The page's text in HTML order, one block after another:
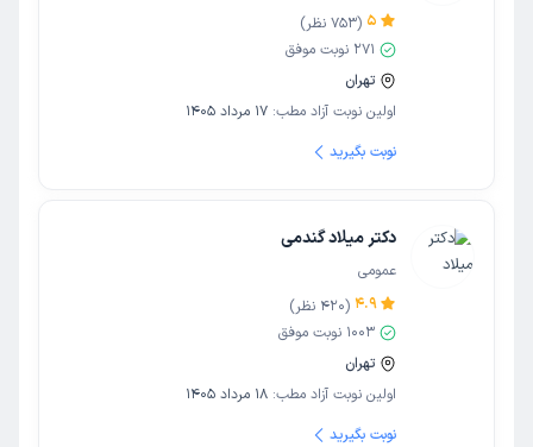
5
(
753 نظر)
271 نوبت موفق
تهران
اولین نوبت آزاد مطب: 17 مرداد 1405
نوبت بگیرید
دکتر میلاد گندمی
عمومی
4.9
(
420 نظر)
1003 نوبت موفق
تهران
اولین نوبت آزاد مطب: 18 مرداد 1405
نوبت بگیرید